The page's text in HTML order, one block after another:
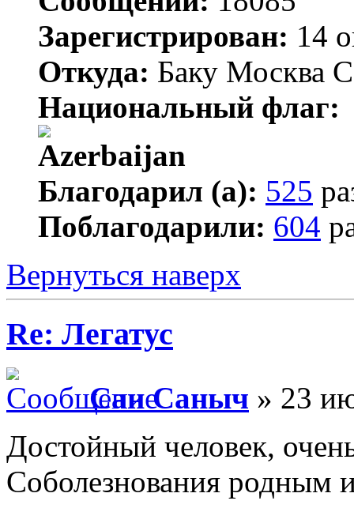
Зарегистрирован: 14
Откуда: Баку Москва
Национальный флаг:
Благодарил (а): 525
Поблагодарили: 604
Вернуться наверх
Re: Легатус
Сан Саныч » 23
Достойный человек,
Соболезнования родным